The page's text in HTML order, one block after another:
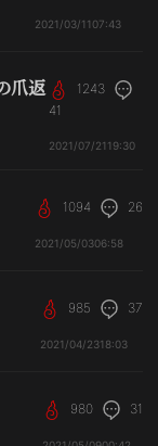
2021/03/11 07:43
爪返
1243
41
2021/07/21 19:30
1094 26
2021/05/0306:58
985 37
2021/04/2318:03
980 31